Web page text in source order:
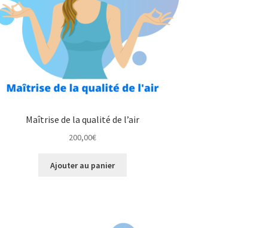
Maîtrise de la qualité de l’air
200,00€
Ajouter au panier